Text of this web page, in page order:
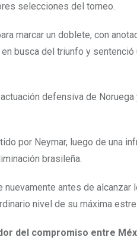
selecciones del torneo.
marcar un doblete, con
busca del triunfo y
defensiva de Noruega
por Neymar, luego de una
brasileña.
antes de alcanzar
nivel de su máxima
del compromiso entre